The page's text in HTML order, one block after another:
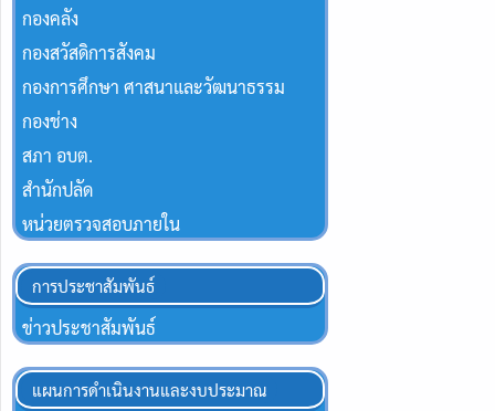
กองคลัง
กองสวัสดิการสังคม
กองการศึกษา ศาสนาและวัฒนาธรรม
กองช่าง
สภา อบต.
สำนักปลัด
หน่วยตรวจสอบภายใน
การประชาสัมพันธ์
ข่าวประชาสัมพันธ์
แผนการดำเนินงานและงบประมาณ